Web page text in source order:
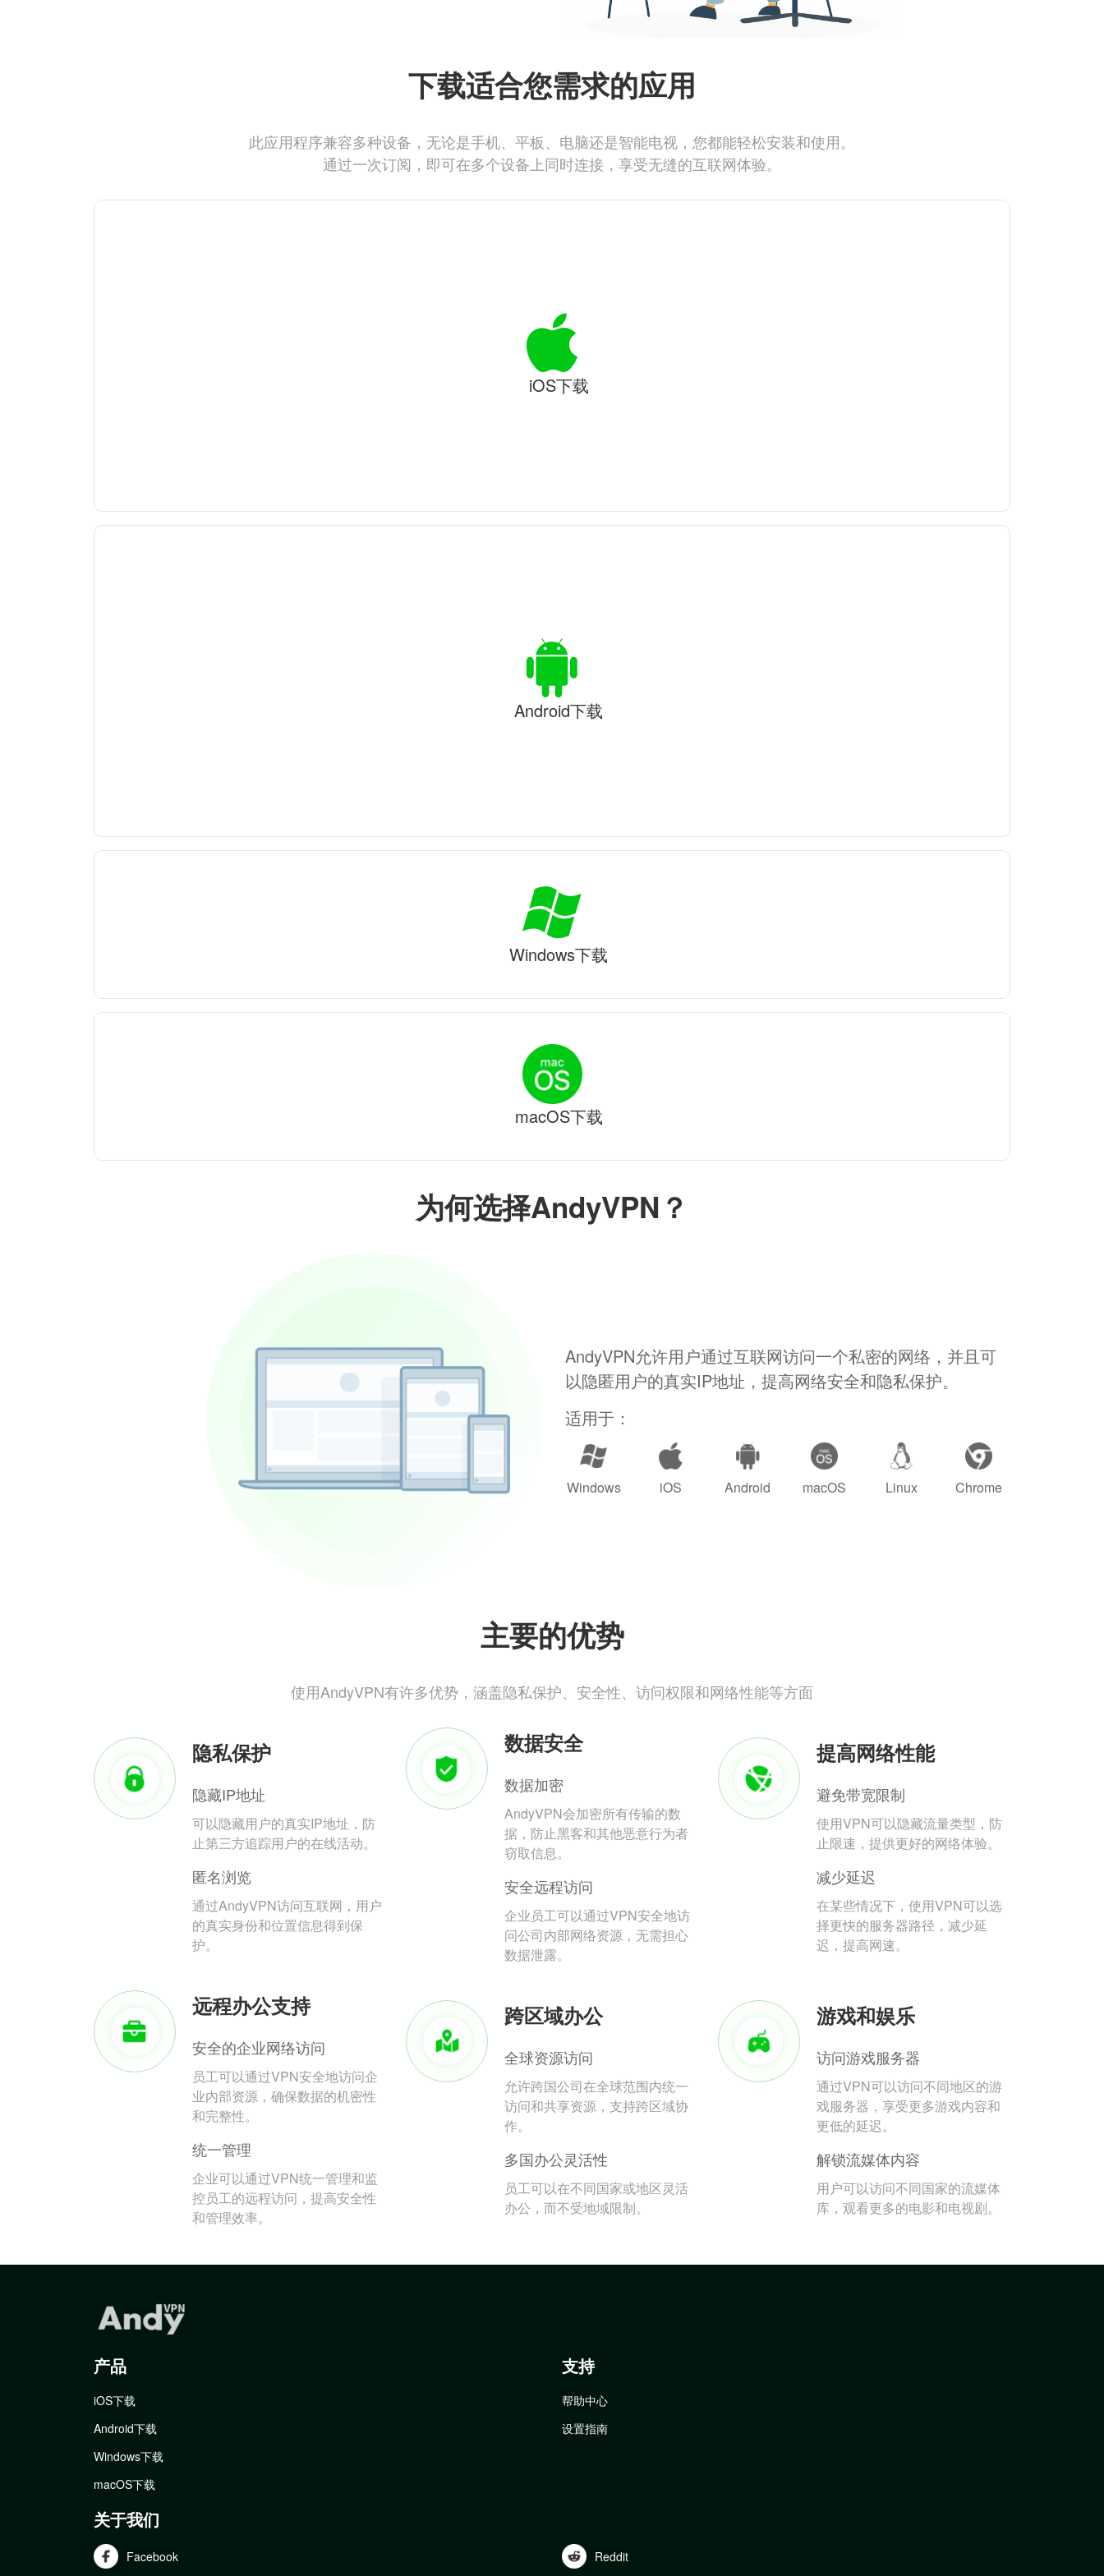
为何选择AndyVPN？
AndyVPN允许用户通过互联网访问一个私密的网络，并且可
以隐匿用户的真实IP地址，提高网络安全和隐私保护。
适用于：
Windows iOS Android macOS Linux Chrome
主要的优势
使用AndyVPN有许多优势，涵盖隐私保护、安全性、访问权限和网络性能等方面
隐私保护
隐藏IP地址
可以隐藏用户的真实IP地址，防
止第三方追踪用户的在线活动。
匿名浏览
通过AndyVPN访问互联网，用户
的真实身份和位置信息得到保
护。
数据安全
数据加密
AndyVPN会加密所有传输的数
据，防止黑客和其他恶意行为者
窃取信息。
安全远程访问
企业员工可以通过VPN安全地访
问公司内部网络资源，无需担心
数据泄露。
提高网络性能
避免带宽限制
使用VPN可以隐藏流量类型，防
止限速，提供更好的网络体验。
减少延迟
在某些情况下，使用VPN可以选
择更快的服务器路径，减少延
迟，提高网速。
远程办公支持
安全的企业网络访问
员工可以通过VPN安全地访问企
业内部资源，确保数据的机密性
和完整性。
统一管理
企业可以通过VPN统一管理和监
控员工的远程访问，提高安全性
和管理效率。
跨区域办公
全球资源访问
允许跨国公司在全球范围内统一
访问和共享资源，支持跨区域协
作。
多国办公灵活性
员工可以在不同国家或地区灵活
办公，而不受地域限制。
游戏和娱乐
访问游戏服务器
通过VPN可以访问不同地区的游
戏服务器，享受更多游戏内容和
更低的延迟。
解锁流媒体内容
用户可以访问不同国家的流媒体
库，观看更多的电影和电视剧。
下载适合您需求的应用
此应用程序兼容多种设备，无论是手机、平板、电脑还是智能电视，您都能轻松安装和使用。
通过一次订阅，即可在多个设备上同时连接，享受无缝的互联网体验。
iOS下载
Android下载
Windows下载
macOS下载
产品
iOS下载
Android下载
Windows下载
macOS下载
支持
帮助中心
设置指南
关于我们
Facebook Reddit